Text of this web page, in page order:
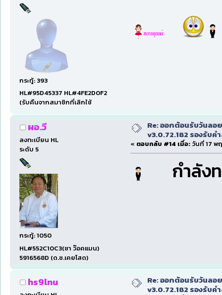
กระทู้: 393
HL#95D45337 HL#4FE2D0F2
(รับคืนจากสมาชิกที่เลิกใช้
ผอ.วี
ลงทะเบียน HL
ระดับ 5
กระทู้: 1050
HL#552C10C3(ชา ว๊อคแมน)
5916568D (ด.ช.เคยโสด)
Re: ออกต้อนรับวันลอ
v3.0.72.182 รองรับ
« ตอบกลับ #14 เมื่อ: วันที่ 17 พ
กำลัง
hs9lnu
Re: ออกต้อนรับวันลอ
v3.0.72.182 รองรับ